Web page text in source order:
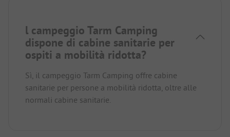
l campeggio Tarm Camping
dispone di cabine sanitarie per
ospiti a mobilità ridotta?
Sì, il campeggio Tarm Camping offre cabine
sanitarie per persone a mobilità ridotta, oltre alle
normali cabine sanitarie.